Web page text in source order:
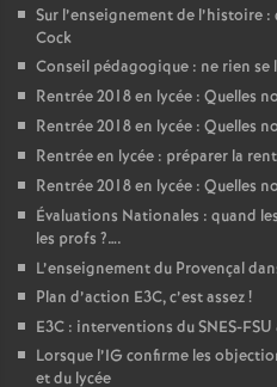
Sur l’enseignement de l’histoire
Cock
Conseil pédagogique : ne rien se
Rentrée 2018 en lycée : Quelles
Rentrée 2018 en lycée : Quelles
Rentrée en lycée : préparer la
Rentrée 2018 en lycée : Quelles
Évaluations Nationales : quand
les profs ?….
L’enseignement du Provençal
Plan d’action E3C, c’est assez!
E3C : interventions du SNES-
Lorsque l’IG confirme les
et du lycée